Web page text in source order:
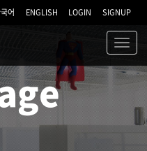
어 ENGLISH LOGIN SIGNUP